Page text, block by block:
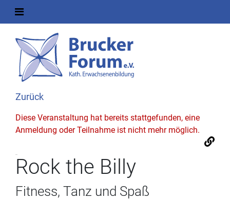
Zurück
Diese Veranstaltung hat bereits stattgefunden, eine
Anmeldung oder Teilnahme ist nicht mehr möglich.
Rock the Billy
Fitness, Tanz und Spaß